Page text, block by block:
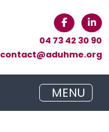
04 73 42 30 90
contact@aduhme.org
MENU